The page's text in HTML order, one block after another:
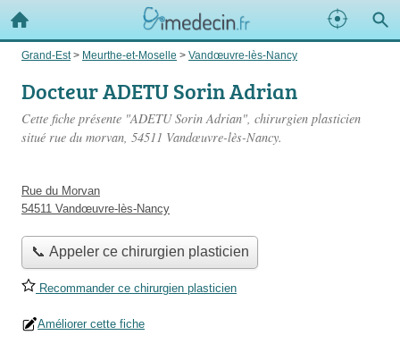
Grand-Est> Meurthe-et-Moselle > Vandœuvre-lès-Nancy
Docteur ADETU Sorin Adrian
Cette fiche présente "ADETU Sorin Adrian", chirurgien plasticien
situé rue du morvan, 54511 Vandœuvre-lès-Nancy.
Rue du Morvan
54511 Vandœuvre-lès-Nancy
📞 Appeler ce chirurgien plasticien
Recommander ce chirurgien plasticien
Améliorer cette fiche